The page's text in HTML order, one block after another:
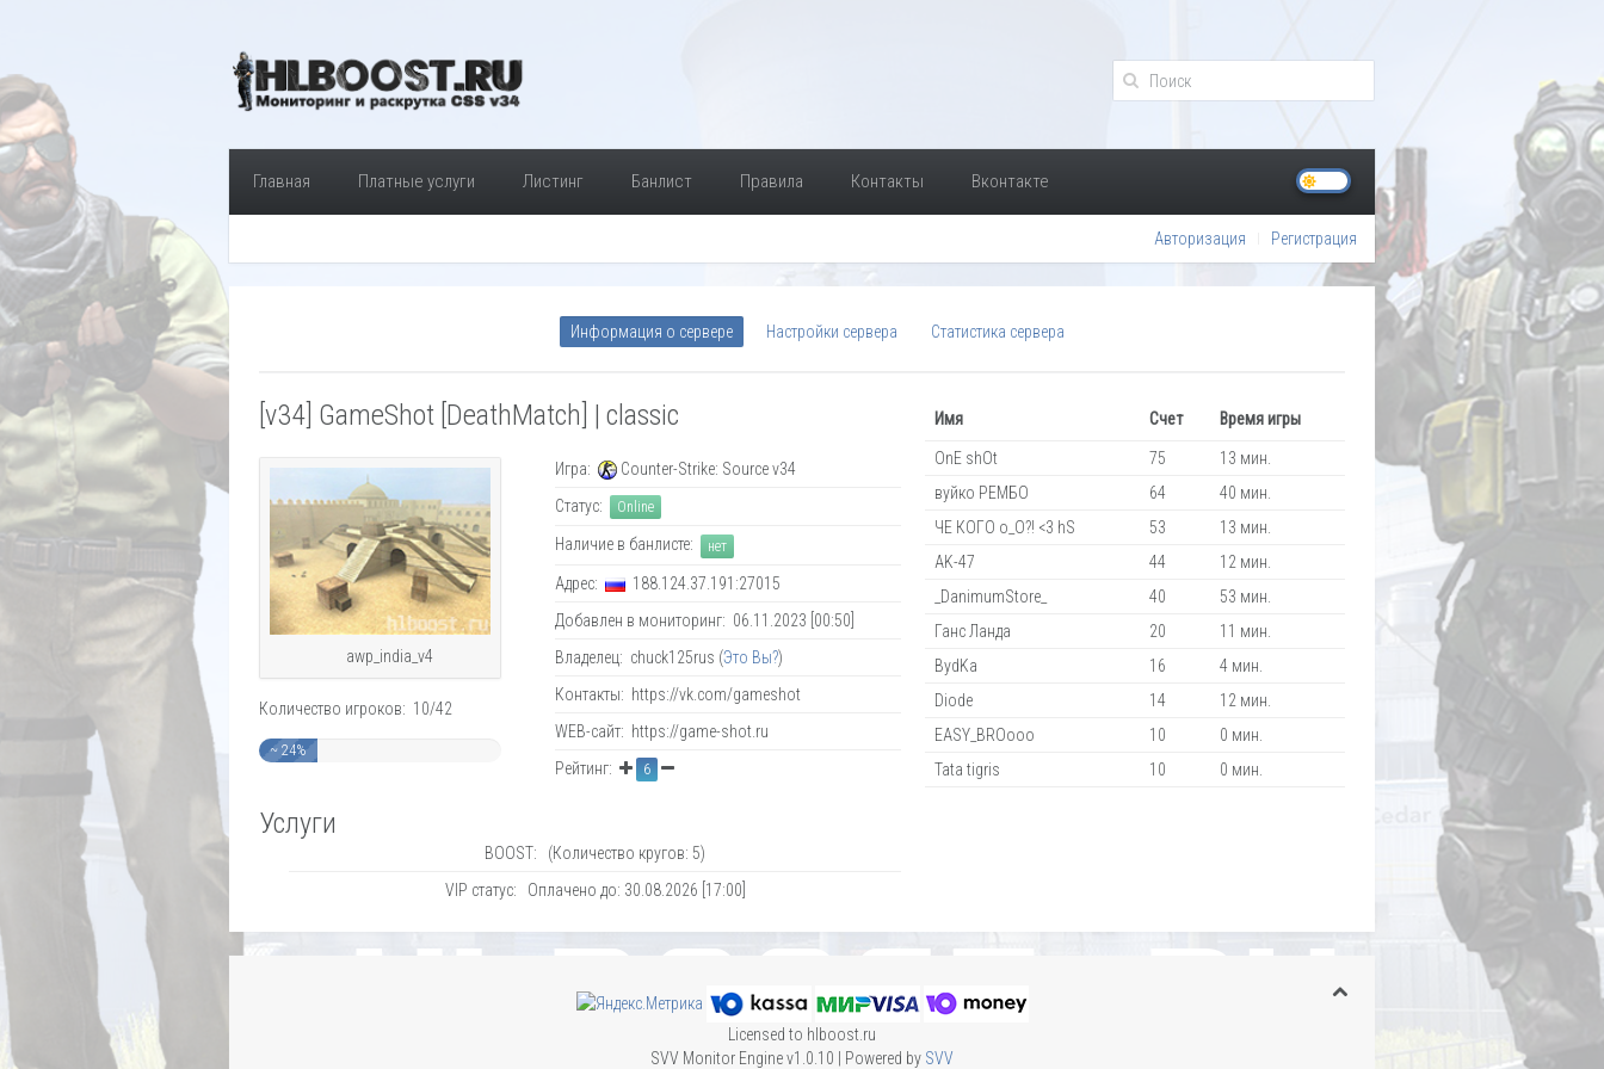
Главная Платные услуги Листинг Банлист Правила Контакты Вконтакте
Авторизация Регистрация
Информация о сервере Настройки сервера Статистика сервера
[v34] GameShot [DeathMatch] | classic
awp_india_v4
Количество игроков: 10/42
~ 24%
Игра:
Counter-Strike: Source v34
Статус:
Online
Наличие в банлисте: нет
Адрес:
188.124.37.191:27015
Добавлен в мониторинг: 06.11.2023 [00:50]
Владелец: chuck125rus (Это Вы?)
Контакты: https://vk.com/gameshot
WEB-сайт: https://game-shot.ru
Рейтинг:
6
Услуги
BOOST: (Количество кругов: 5)
VIP статус: Оплачено до: 30.08.2026 [17:00]
Имя Счет Время игры
OnE shOt 75
13 мин.
вуйко РЕМБО
64
40 мин.
ЧЕ КОГО о_О?! <3 hS
53
13 мин.
AK-47
44
12 мин.
_DanimumStore_
40
53 мин.
Ганс Ланда
20
11 мин.
BydKa
16
4 мин.
Diode
14
12 мин.
EASY_BROooo
10
0 мин.
Tata tigris
10 0 мин.
Licensed to hlboost.ru
SVV Monitor Engine v1.0.10 | Powered by SVV